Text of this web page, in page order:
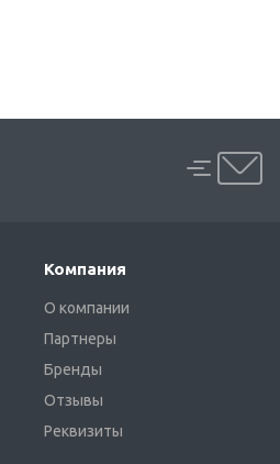
Компания
О компании
Партнеры
Бренды
Отзывы
Реквизиты